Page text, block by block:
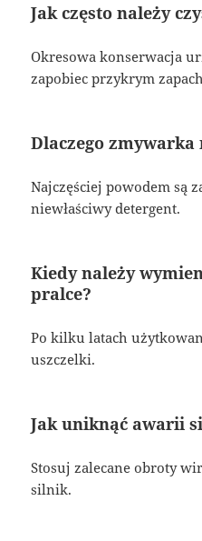
Jak często należy
Okresowa konserwacja
zapobiec przykrym
Dlaczego zmywarka
Najczęściej powodem są
niewłaściwy detergent.
Kiedy należy
pralce?
Po kilku latach
uszczelki.
Jak uniknąć awarii
Stosuj zalecane obroty
silnik.